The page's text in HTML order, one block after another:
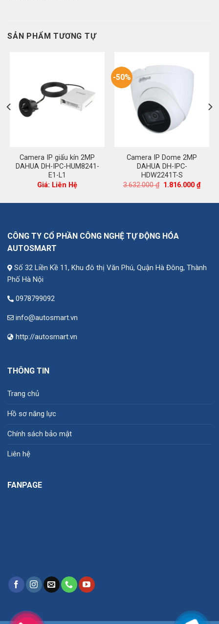
SẢN PHẨM TƯƠNG TỰ
Camera IP giấu kín 2MP
DAHUA DH-IPC-HUM8241-
E1-L1
Giá: Liên Hệ
-50%
Camera IP Dome 2MP
DAHUA DH-IPC-
HDW2241T-S
3.632.000₫ Giá
3.632.000 ₫.
1.816.000₫Giá
hiện
là:
CÔNG TY CỔ PHẦN CÔNG NGHỆ TỰ ĐỘNG HÓA
AUTOSMART
Số 32 Liền Kề 11, Khu đô thị Văn Phú, Quận Hà Đông, Thành
Phố Hà Nội
0978799092
info@autosmart.vn
http://autosmart.vn
THÔNG TIN
Trang chủ
Hồ sơ năng lực
Chính sách bảo mật
Liên hệ
FANPAGE